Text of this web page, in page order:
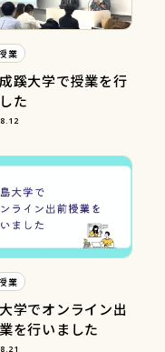
業
蹊大学で授業を行
た
業
学でオンライン出
を行いました